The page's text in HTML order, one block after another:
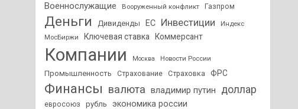
Военнослужащие Вооруженный конфликт Газпром
Деньги Дивиденды ЕС Инвестиции
Индекс
МосБиржи
Ключевая ставка Коммерсант
Компании Москва Новости России
Промышленность Страхование Страховка ФРС
Финансы валюта владимир путин доллар
евросоюз рубль экономика россии